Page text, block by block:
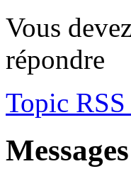
Vous
répondre
Topic RSS